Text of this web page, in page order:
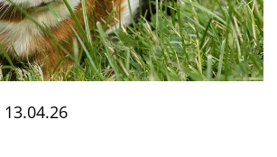
13.04.26